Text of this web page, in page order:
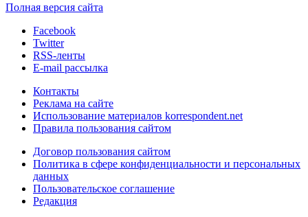
Полная версия сайта
Facebook
Twitter
RSS-ленты
E-mail рассылка
Контакты
Реклама на сайте
Использование материалов korrespondent.net
Правила пользования сайтом
Договор пользования сайтом
Политика в сфере конфиденциальности и персональных
данных
Пользовательское соглашение
Редакция